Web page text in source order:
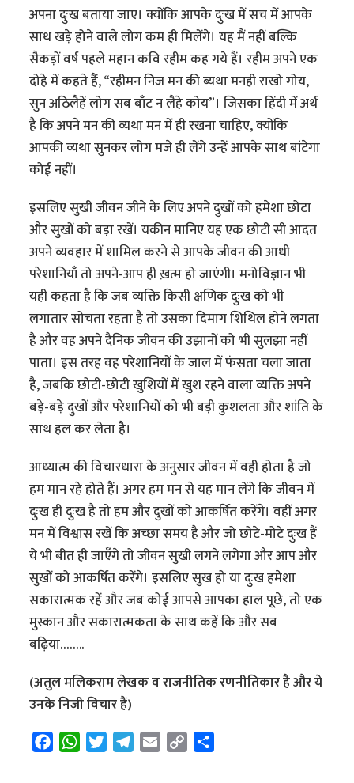
अपना दुःख बताया जाए। क्योंकि आपके दुःख में सच में आपके
साथ खड़े होने वाले लोग कम ही मिलेंगे। यह मैं नहीं बल्कि
सैकड़ों वर्ष पहले महान कवि रहीम कह गये हैं। रहीम अपने एक
दोहे में कहते हैं, “रहीमन निज मन की ब्यथा मनही राखो गोय,
सुन अठिलैहें लोग सब बाँट न लैहे कोय”। जिसका हिंदी में अर्थ
है कि अपने मन की व्यथा मन में ही रखना चाहिए, क्योंकि
आपकी व्यथा सुनकर लोग मजे ही लेंगे उन्हें आपके साथ बांटेगा
कोई नहीं।
इसलिए सुखी जीवन जीने के लिए अपने दुखों को हमेशा छोटा
और सुखों को बड़ा रखें। यकीन मानिए यह एक छोटी सी आदत
अपने व्यवहार में शामिल करने से आपके जीवन की आधी
परेशानियाँ तो अपने-आप ही ख़त्म हो जाएंगी। मनोविज्ञान भी
यही कहता है कि जब व्यक्ति किसी क्षणिक दुःख को भी
लगातार सोचता रहता है तो उसका दिमाग शिथिल होने लगता
है और वह अपने दैनिक जीवन की उझानों को भी सुलझा नहीं
पाता। इस तरह वह परेशानियों के जाल में फंसता चला जाता
है, जबकि छोटी-छोटी खुशियों में खुश रहने वाला व्यक्ति अपने
बड़े-बड़े दुखों और परेशानियों को भी बड़ी कुशलता और शांति के
साथ हल कर लेता है।
आध्यात्म की विचारधारा के अनुसार जीवन में वही होता है जो
हम मान रहे होते हैं। अगर हम मन से यह मान लेंगे कि जीवन में
दुःख ही दुःख है तो हम और दुखों को आकर्षित करेंगे। वहीं अगर
मन में विश्वास रखें कि अच्छा समय है और जो छोटे-मोटे दुःख हैं
ये भी बीत ही जाएँगे तो जीवन सुखी लगने लगेगा और आप और
सुखों को आकर्षित करेंगे। इसलिए सुख हो या दुःख हमेशा
सकारात्मक रहें और जब कोई आपसे आपका हाल पूछे, तो एक
मुस्कान और सकारात्मकता के साथ कहें कि और सब
बढ़िया……..
(अतुल मलिकराम लेखक व राजनीतिक रणनीतिकार है और ये
उनके निजी विचार हैं)
F
W
T
T
E
C